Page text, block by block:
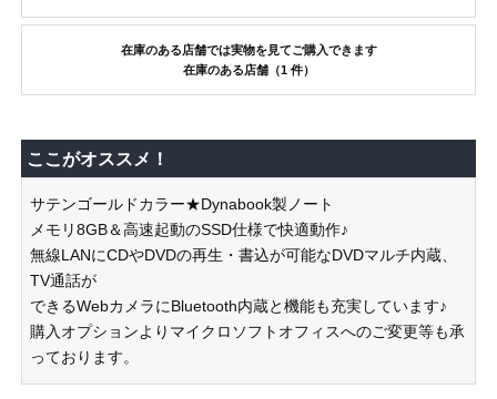
在庫のある店舗では実物を見てご購入できます
在庫のある店舗（1 件）
ここがオススメ！
サテンゴールドカラー★Dynabook製ノート
メモリ8GB＆高速起動のSSD仕様で快適動作♪
無線LANにCDやDVDの再生・書込が可能なDVDマルチ内蔵、
TV通話が
できるWebカメラにBluetooth内蔵と機能も充実しています♪
購入オプションよりマイクロソフトオフィスへのご変更等も承
っております。